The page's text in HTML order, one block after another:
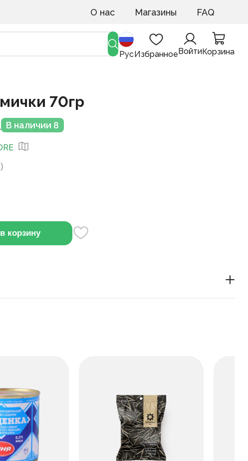
О нас Магазины FAQ
РусИзбранноеВойтиКорзина
70гр
В наличии 8
)
корзину